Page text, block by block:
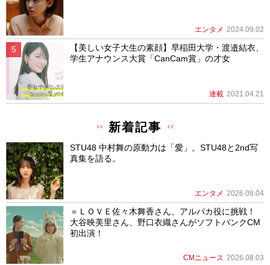
エンタメ 2024.09.02
【美しい女子大生の素顔】早稲田大学・渡邉結衣、
学生アナウンス大賞「CanCam賞」の才女
連載 2021.04.21
新着記事
STU48 中村舞の原動力は「愛」。STU48と2nd写
真集を語る。
エンタメ 2026.08.04
＝ＬＯＶＥ佐々木舞香さん、アルパカ役に挑戦！
大谷映美里さん、野口衣織さんがソフトバンクCM
初出演！
CMニュース 2026.08.03